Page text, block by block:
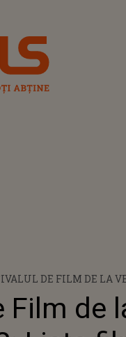
DE FILM DE LA
Film de